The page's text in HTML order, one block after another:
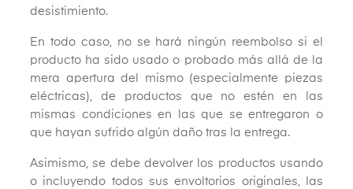
desistimiento.
En todo caso, no se hará ningún reembolso si el
producto ha sido usado o probado más allá de la
mera apertura del mismo (especialmente piezas
eléctricas), de productos que no estén en las
mismas condiciones en las que se entregaron o
que hayan sufrido algún daño tras la entrega.
Asimismo, se debe devolver los productos usando
o incluyendo todos sus envoltorios originales, las